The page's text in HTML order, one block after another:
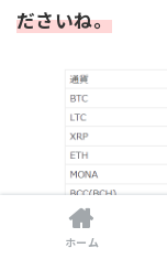
ださいね。
最低入金額は円
ホーム